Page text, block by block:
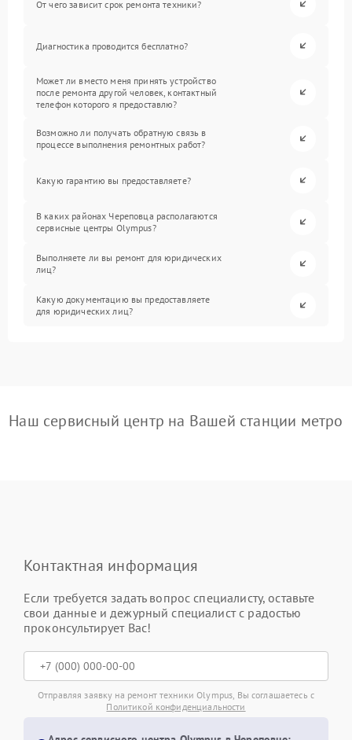
От чего зависит срок ремонта техники?
Диагностика проводится бесплатно?
Может ли вместо меня принять устройство
после ремонта другой человек, контактный
телефон которого я предоставлю?
Возможно ли получать обратную связь в
процессе выполнения ремонтных работ?
Какую гарантию вы предоставляете?
В каких районах Череповца располагаются
сервисные центры Olympus?
Выполняете ли вы ремонт для юридических
лиц?
Какую документацию вы предоставляете
для юридических лиц?
Наш сервисный центр на Вашей станции метро
Контактная информация
Если требуется задать вопрос специалисту, оставьте
свои данные и дежурный специалист с радостью
проконсультирует Вас!
Отправляя заявку на ремонт техники Olympus, Вы соглашаетесь с
Политикой конфиденциальности